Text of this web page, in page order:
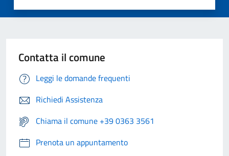
Contatta il comune
Leggi le domande frequenti
Richiedi Assistenza
Chiama il comune +39 0363 3561
Prenota un appuntamento